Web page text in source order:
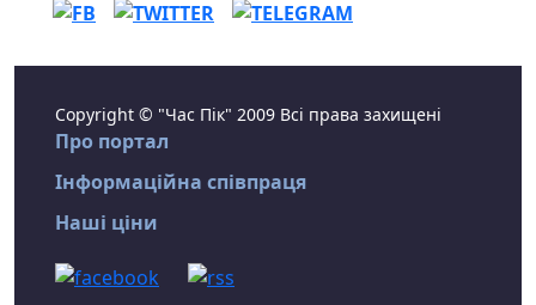
Copyright © "Час Пік" 2009 Всі права захищені
Про портал
Інформаційна співпраця
Наші ціни